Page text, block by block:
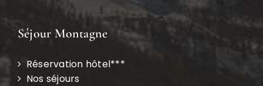
Séjour Montagne
Réservation hôtel***
Nos séjours